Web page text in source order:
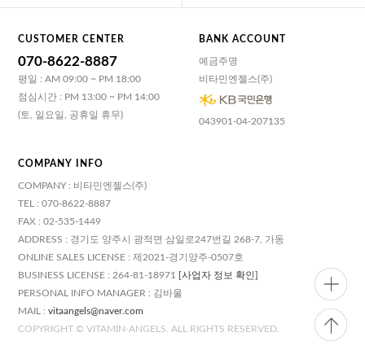
CUSTOMER CENTER
070-8622-8887
평일 : AM 09:00 ~ PM 18:00
점심시간 : PM 13:00 ~ PM 14:00
(토, 일요일, 공휴일 휴무)
BANK ACCOUNT
예금주명
비타민엔젤스(주)
043901-04-207135
COMPANY INFO
COMPANY : 비타민엔젤스(주)
TEL : 070-8622-8887
FAX : 02-535-1449
ADDRESS : 경기도 양주시 광적면 삼일로247번길 268-7, 가동
ONLINE SALES LICENSE : 제2021-경기양주-0507호
BUSINESS LICENSE : 264-81-18971 [사업자 정보 확인]
PERSONAL INFO MANAGER : 김바울
MAIL :vitaangels@naver.com
COPYRIGHT © VITAMIN-ANGELS. ALL RIGHTS RESERVED.